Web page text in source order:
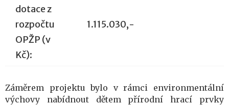
dotace z
rozpočtu
OPŽP (v
Kč):
1.115.030,-
Záměrem projektu bylo v rámci environmentální
výchovy nabídnout dětem přírodní hrací prvky